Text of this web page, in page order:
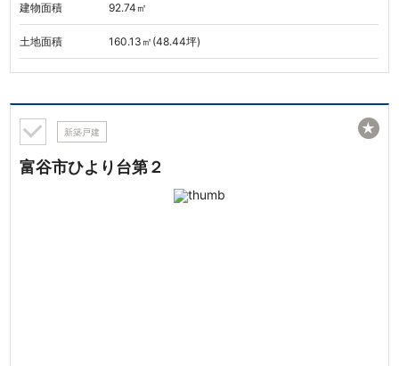
建物面積 92.74㎡
土地面積 160.13㎡(48.44坪)
新築戸建
富谷市ひより台第２
★